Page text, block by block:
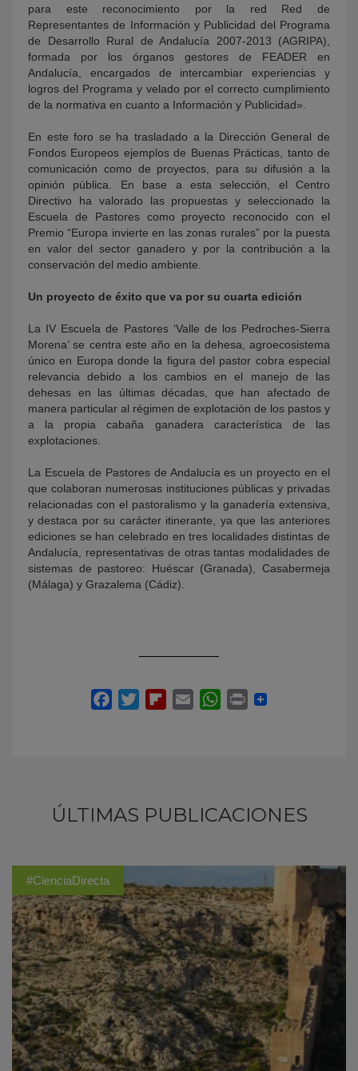
para este reconocimiento por la red Red de
Representantes de Información y Publicidad del Programa
de Desarrollo Rural de Andalucía 2007-2013 (AGRIPA),
formada por los órganos gestores de FEADER en
Andalucía, encargados de intercambiar experiencias y
logros del Programa y velado por el correcto cumplimiento
de la normativa en cuanto a Información y Publicidad».
En este foro se ha trasladado a la Dirección General de
Fondos Europeos ejemplos de Buenas Prácticas, tanto de
comunicación como de proyectos, para su difusión a la
opinión pública. En base a esta selección, el Centro
Directivo ha valorado las propuestas y seleccionado la
Escuela de Pastores como proyecto reconocido con el
Premio “Europa invierte en las zonas rurales” por la puesta
en valor del sector ganadero y por la contribución a la
conservación del medio ambiente.
Un proyecto de éxito que va por su cuarta edición
La IV Escuela de Pastores ‘Valle de los Pedroches-Sierra
Morena’ se centra este año en la dehesa, agroecosistema
único en Europa donde la figura del pastor cobra especial
relevancia debido a los cambios en el manejo de las
dehesas en las últimas décadas, que han afectado de
manera particular al régimen de explotación de los pastos y
a la propia cabaña ganadera característica de las
explotaciones.
La Escuela de Pastores de Andalucía es un proyecto en el
que colaboran numerosas instituciones públicas y privadas
relacionadas con el pastoralismo y la ganadería extensiva,
y destaca por su carácter itinerante, ya que las anteriores
ediciones se han celebrado en tres localidades distintas de
Andalucía, representativas de otras tantas modalidades de
sistemas de pastoreo: Huéscar (Granada), Casabermeja
(Málaga) y Grazalema (Cádiz).
ÚLTIMAS PUBLICACIONES
#CienciaDirecta